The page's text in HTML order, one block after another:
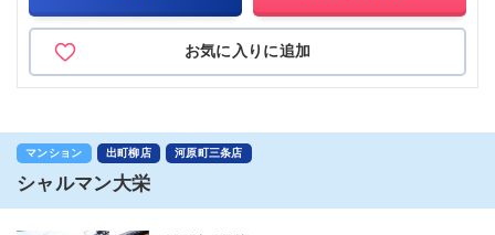
お気に入りに追加
マンション 出町柳店 河原町三条店
シャルマン大栄